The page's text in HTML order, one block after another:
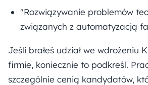
"Rozwiązywanie problemów
związanych z automatyzacją
Jeśli brałeś udział we wdrożeniu
firmie, koniecznie to podkreśl.
szczególnie cenią kandydatów,